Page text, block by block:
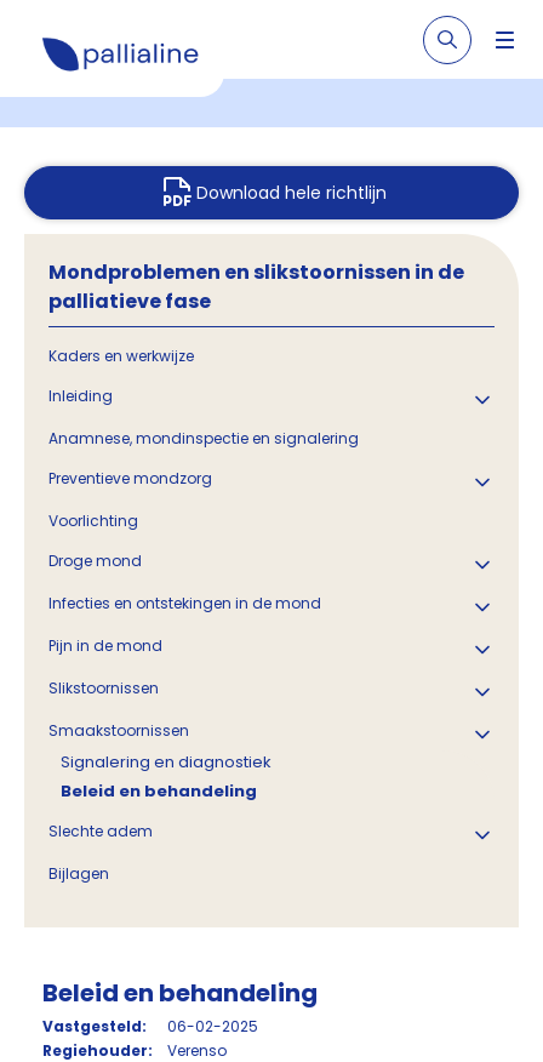
Download hele richtlijn
Mondproblemen en slikstoornissen in de
palliatieve fase
Kaders en werkwijze
Inleiding
Anamnese, mondinspectie en signalering
Preventieve mondzorg
Voorlichting
Droge mond
Infecties en ontstekingen in de mond
Pijn in de mond
Slikstoornissen
Smaakstoornissen
Signalering en diagnostiek
Beleid en behandeling
Slechte adem
Bijlagen
Beleid en behandeling
Vastgesteld:
06-02-2025
Regiehouder:
Verenso